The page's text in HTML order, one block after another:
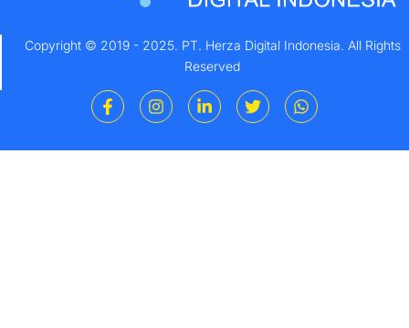
Copyright © 2019 - 2025. PT. Herza Digital Indonesia. All Rights
Reserved